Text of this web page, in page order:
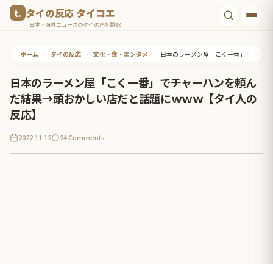
タイの反応 タイコエ
日本・海外ニュースのタイの声を翻訳
ホーム • タイの反応 • 文化・食・エンタメ • 日本のラーメン屋「こく一番」でチャーハンを頼んだ結果→頭おかしい店だと話題にｗｗｗ【タイ人の反応】
日本のラーメン屋「こく一番」でチャーハンを頼ん
だ結果→頭おかしい店だと話題にｗｗｗ【タイ人の
反応】
2022.11.12 24 Comments